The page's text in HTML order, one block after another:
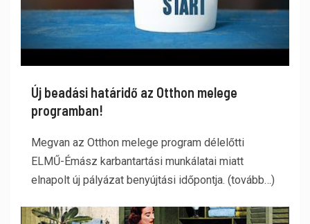
Új beadási határidő az Otthon melege
programban!
Megvan az Otthon melege program délelőtti
ELMŰ-Émász karbantartási munkálatai miatt
elnapolt új pályázat benyújtási időpontja. (tovább…)